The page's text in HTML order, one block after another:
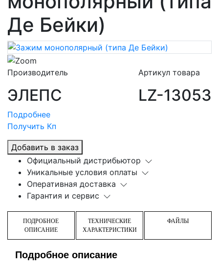
Де Бейки)
Производитель
ЭЛЕПС
Артикул товара
LZ-13053
Подробнее
Получить Кп
Добавить в заказ
Официальный дистрибьютор
Уникальные условия оплаты
Оперативная доставка
Гарантия и сервис
ПОДРОБНОЕ
ОПИСАНИЕ
ТЕХНИЧЕСКИЕ
ХАРАКТЕРИСТИКИ
ФАЙЛЫ
Подробное описание